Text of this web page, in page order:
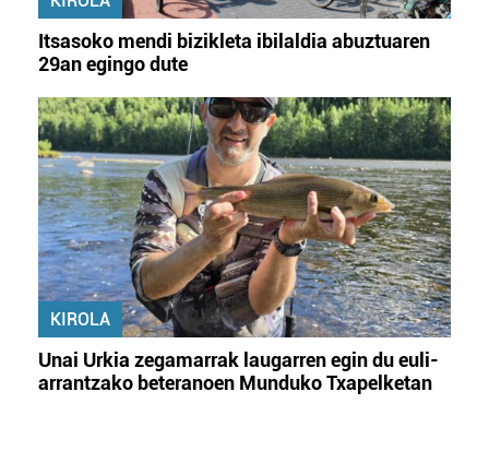
Itsasoko mendi bizikleta ibilaldia abuztuaren
29an egingo dute
KIROLA
Unai Urkia zegamarrak laugarren egin du euli-
arrantzako beteranoen Munduko Txapelketan